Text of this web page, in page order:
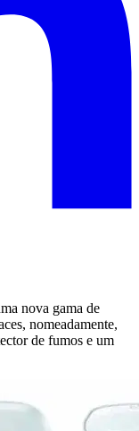
nova gama de
nomeadamente,
de fumos e um